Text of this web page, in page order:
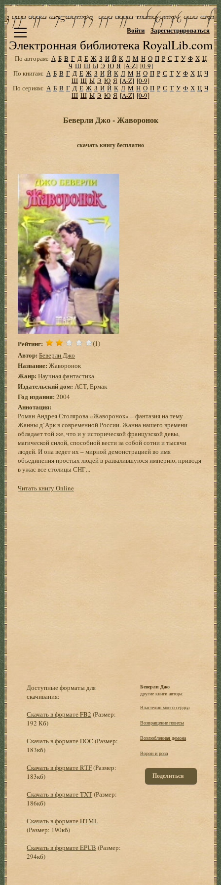
Электронная библиотека RoyalLib.com
Войти Зарегистрироваться
По авторам: А Б В Г Д Е Ж З И Й К Л М Н О П Р С Т У Ф Х Ц
Ч Ш Щ Ы Э Ю Я [A-Z] [0-9]
По книгам: А Б В Г Д Е Ж З И Й К Л М Н О П Р С Т У Ф Х Ц Ч
Ш Щ Ы Э Ю Я [A-Z] [0-9]
По сериям: А Б В Г Д Е Ж З И Й К Л М Н О П Р С Т У Ф Х Ц Ч
Ш Щ Ы Э Ю Я [A-Z] [0-9]
Беверли Джо - Жаворонок
скачать книгу бесплатно
Рейтинг: (1)
Автор: Беверли Джо
Название: Жаворонок
Жанр: Научная фантастика
Издательский дом: АСТ, Ермак
Год издания: 2004
Аннотация:
Роман Андрея Столярова «Жаворонок» – фантазия на тему
Жанны д`Арк в современной России. Жанна нашего времени
обладает той же, что и у исторической французской девы,
магической силой, способной вести за собой сотни и тысячи
людей. И она ведет их – мирной демонстрацией во имя
объединения простых людей в развалившуюся империю, приводя
в ужас все столицы СНГ...
Читать книгу Online
Доступные форматы для
скачивания:
Скачать в формате FB2 (Размер:
192 Кб)
Скачать в формате DOC (Размер:
183кб)
Скачать в формате RTF(Размер:
183кб)
Скачать в формате TXT(Размер:
186кб)
Скачать в формате HTML
(Размер: 190кб)
Скачать в формате EPUB (Размер:
294кб)
Беверли Джо
другие книги автора:
Властелин моего сердца
Возвращение повесы
Возлюбленная демона
Ворон и роза
Поделиться